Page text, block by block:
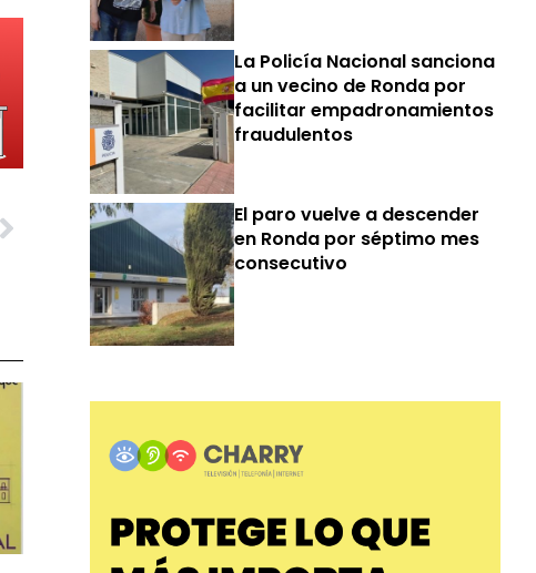
La Policía Nacional sanciona
a un vecino de Ronda por
facilitar empadronamientos
fraudulentos
El paro vuelve a descender
en Ronda por séptimo mes
consecutivo